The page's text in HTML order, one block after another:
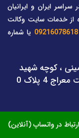
ارتباط در واتساپ (آنلاین)
ایران و ایرانیان
از خدمات سایت وکالت
09216078618 یا شماره
، کوچه شهید
علی مازندرانی( افتاب یک)، بن بست معراج 4 پلاک 0